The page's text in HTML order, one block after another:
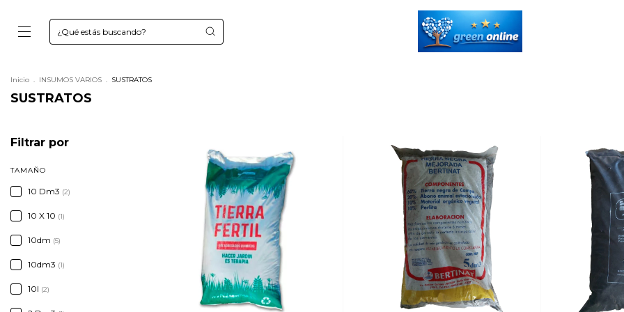
Inicio . INSUMOS VARIOS . SUSTRATOS
SUSTRATOS
Filtrar por
TAMAÑO
10 Dm3 (2)
10 X 10 (1)
10dm (5)
10dm3 (1)
10l (2)